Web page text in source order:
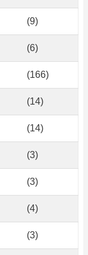
(9)
(6)
(166)
(14)
(14)
(3)
(3)
(4)
(3)